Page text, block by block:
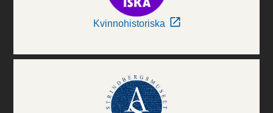
Kvinnohistoriska